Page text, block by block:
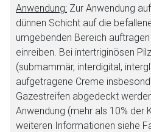
Anwendung: Zur Anwendung
dünnen Schicht auf die
umgebenden Bereich
einreiben. Bei intertriginösen
(submammär, interdigital,
aufgetragene Creme
Gazestreifen abgedeckt
Anwendung (mehr als 10% der
weiteren Informationen siehe